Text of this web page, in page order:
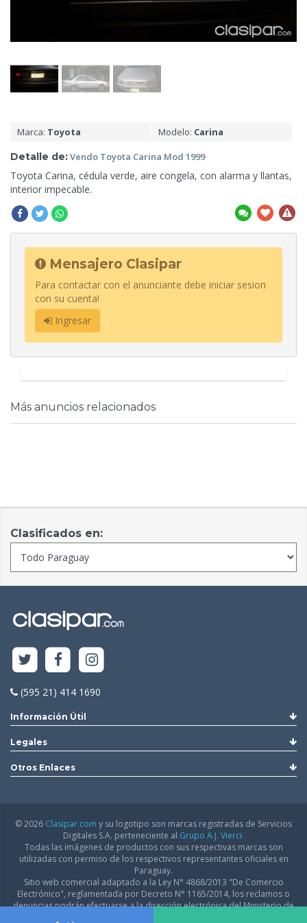
Marca: Toyota Modelo: Carina
Detalle de:Vendo Toyota Carina Mod 1999
Toyota Carina, cédula verde, aire congela, con alarma y llantas,
interior impecable.
Mensajero Clasipar
Para contactar con el anunciante debe iniciar sesion
con su cuenta!
Ingresar
Más anuncios relacionados
Clasificados en:
(595 21) 414 1690
Información Útil
Legales
Otros Enlaces
© 2026 Clasipar.com y su logotipo son marcas registradas de Servicios
Digitales S.A. perteneciente al Grupo A.J. Vierci.
Todas las imágenes de productos con sus respectivas marcas son
utilizadas con permiso de los respectivos representantes oficiales en
Paraguay.
Sitio web comercial adaptado a la Ley N° 4868/2013 "De Comercio
Electrónico", reglamentada por Decreto N° 1165/2014, los reclamos o
denuncias podrán efectuarse a la dirección electrónica del Ministerio de